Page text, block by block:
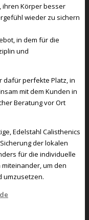
ihren Körper besser
wieder zu sichern
in dem für die
und
dafür perfekte Platz, in
mit dem Kunden in
Beratung vor Ort
Edelstahl Calisthenics
der lokalen
für die individuelle
um den
umzusetzen.